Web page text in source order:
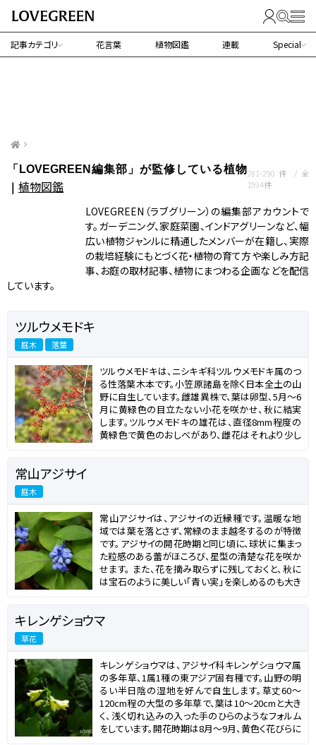
記事カテゴリ 花言葉 植物図鑑 連載 Special
「LOVEGREEN編集部」が監修している植物
植物図鑑
281-290件 / 全
1594件
LOVEGREEN（ラブグリーン）の編集部アカウントで
す。ガーデニング、家庭菜園、インドアグリーンなど、幅
広い植物ジャンルに精通したメンバーが在籍し、実際
の栽培経験にもとづく花・植物の育て方や楽しみ方記
事、お庭の取材記事、植物にまつわる企画などを配信
しています。
ツルウメモドキ
庭木 落葉
ツルウメモドキは、ニシキギ科ツルウメモドキ属のつ
る性落葉木本です。小笠原諸島を除く日本全土の山
野に自生しています。雌雄異株で、葉は卵型、5月～6
月に黄緑色の目立たない小花を咲かせ、秋に結実
します。ツルウメモドキの雄花は、直径8mm程度の
黄緑色で黄色のおしべがあり、雌花はそれより少し
たわんだつる性の枝が美しく、生け花やフラワーアレ
ンジメントの花材として人気があります。 放っておく
と10m以上にまで枝を伸ばしますが、適宜剪定を
行ってサイズを管理することができます。盆栽仕立て
にしたツルウメモドキも流通しています。
常山アジサイ
庭木
常山アジサイは、アジサイの近縁種です。温暖な地
域では葉を落とさず、常緑のまま越冬するのが特徴
です。アジサイの開花時期と同じ頃に、球状に集まっ
た粒感のある蕾がほころび、星型の清楚な花を咲か
せます。 また、花を摘み取らずに残しておくと、秋に
は宝石のように美しい「青い実」を楽しめるのも大き
キレンゲショウマ
草花
キレンゲショウマは、アジサイ科キレンゲショウマ属
の多年草、1属1種の東アジア固有種です。山野の明
るい半日陰の湿地を好んで自生します。草丈60～
120cm程の大型の多年草で、葉は10～20cmと大き
く、浅く切れ込みの入った手のひらのようなフォルム
をしています。開花時期は8月～9月、黄色く花びらに